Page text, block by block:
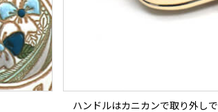
ハンドルはカニカンで取り外し